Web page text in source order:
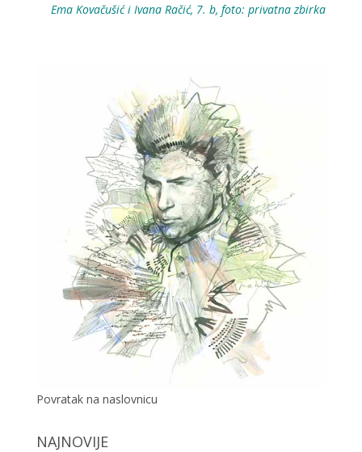
Ema Kovačušić i Ivana Račić, 7. b, foto: privatna zbirka
Povratak na naslovnicu
NAJNOVIJE